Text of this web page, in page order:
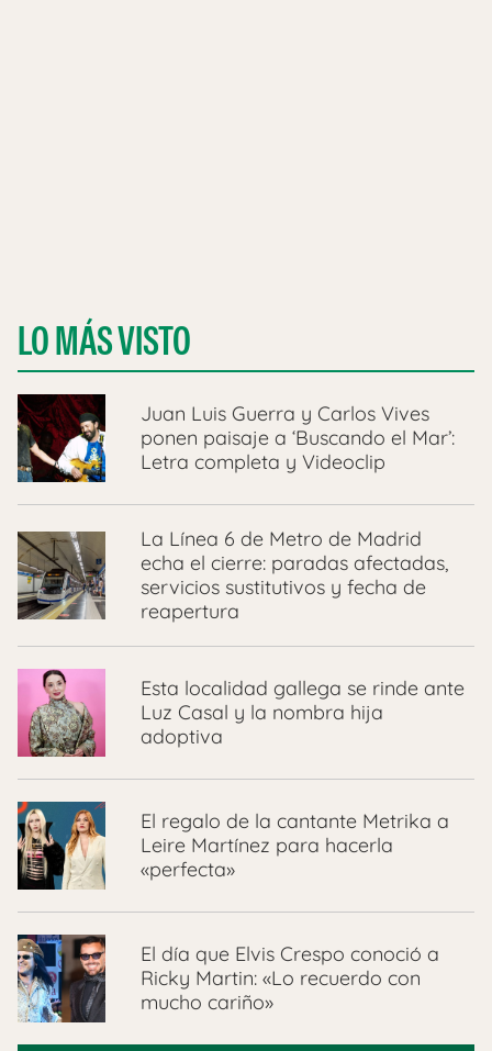
LO MÁS VISTO
Juan Luis Guerra y Carlos Vives
ponen paisaje a ‘Buscando el Mar’:
Letra completa y Videoclip
La Línea 6 de Metro de Madrid
echa el cierre: paradas afectadas,
servicios sustitutivos y fecha de
reapertura
Esta localidad gallega se rinde ante
Luz Casal y la nombra hija
adoptiva
El regalo de la cantante Metrika a
Leire Martínez para hacerla
«perfecta»
El día que Elvis Crespo conoció a
Ricky Martin: «Lo recuerdo con
mucho cariño»